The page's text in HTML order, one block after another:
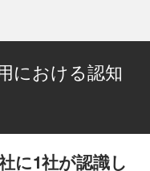
における認知
に1社が認識し